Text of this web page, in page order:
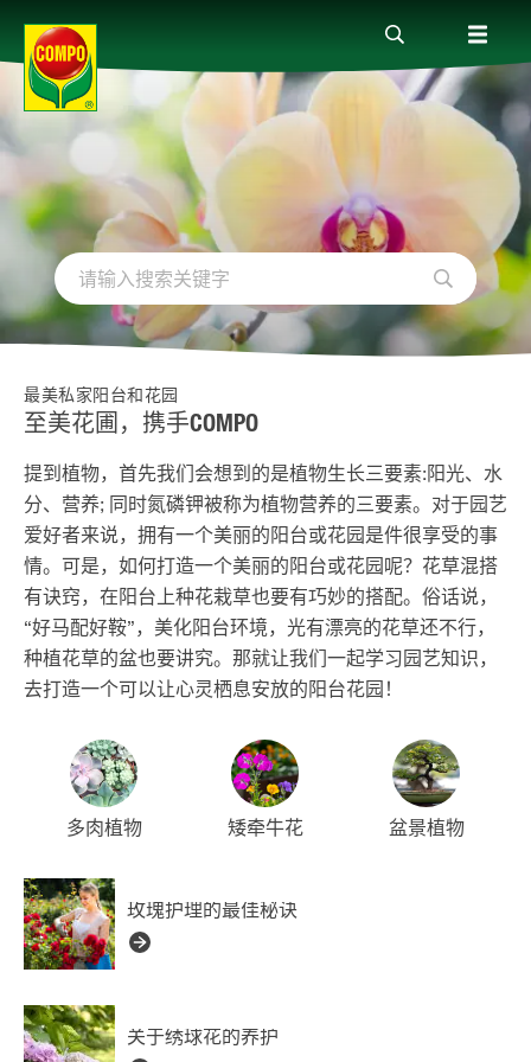
全部产品
植物护理贴士
服务
关于我们
最美私家阳台和花园
至美花圃，携手COMPO
提到植物，首先我们会想到的是植物生长三要素:阳光、水
分、营养; 同时氮磷钾被称为植物营养的三要素。对于园艺
爱好者来说，拥有一个美丽的阳台或花园是件很享受的事
情。可是，如何打造一个美丽的阳台或花园呢？花草混搭
有诀窍，在阳台上种花栽草也要有巧妙的搭配。俗话说，
“好马配好鞍”，美化阳台环境，光有漂亮的花草还不行，
种植花草的盆也要讲究。那就让我们一起学习园艺知识，
去打造一个可以让心灵栖息安放的阳台花园！
多肉植物 矮牵牛花 盆景植物
玫瑰护理的最佳秘诀
关于绣球花的养护